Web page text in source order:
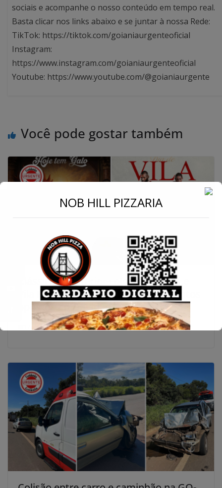
sociais e acompanhe o nosso conteúdo em tempo real.
Basta clicar nos links abaixo e se juntar à nossa Rede:
TikTok: https://tiktok.com/goianiaurgenteoficial
Instagram:
https://www.instagram.com/goianiaurgenteoficial
Youtube: https://www.youtube.com/@goianiaurgente
Você pode gostar também
Clássico do interior coloca Anápolis e
Vila Nova frente a frente em momentos
opostos no Goianão
17 de janeiro de 2026
NOB HILL PIZZARIA